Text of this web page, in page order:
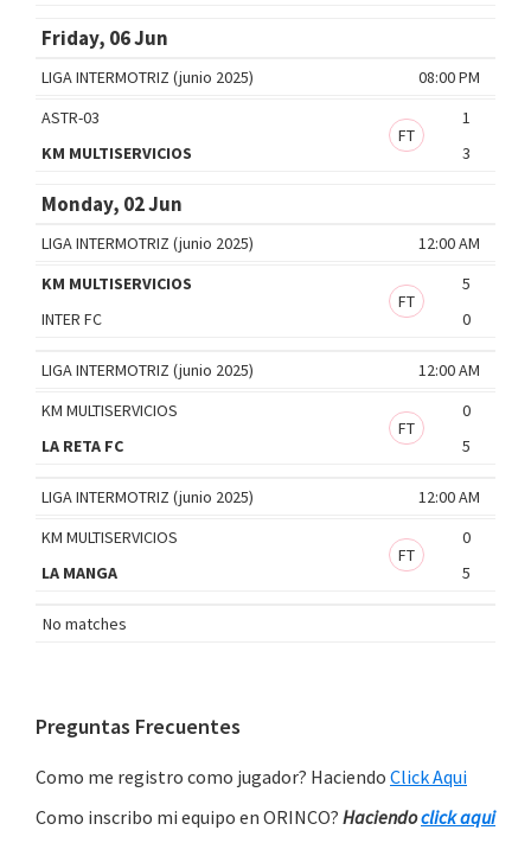
Friday, 06 Jun
08:00 PM
LIGA INTERMOTRIZ (junio 2025)
ASTR-03
1
FT
KM MULTISERVICIOS
3
Monday, 02 Jun
12:00 AM
LIGA INTERMOTRIZ (junio 2025)
KM MULTISERVICIOS
5
FT
INTER FC
0
12:00 AM
LIGA INTERMOTRIZ (junio 2025)
KM MULTISERVICIOS
0
FT
LA RETA FC
5
12:00 AM
LIGA INTERMOTRIZ (junio 2025)
KM MULTISERVICIOS
0
FT
LA MANGA
5
No matches
Primary
Sidebar
Preguntas Frecuentes
Como me registro como jugador? Haciendo Click Aqui
Como inscribo mi equipo en ORINCO? Haciendoclick aqui